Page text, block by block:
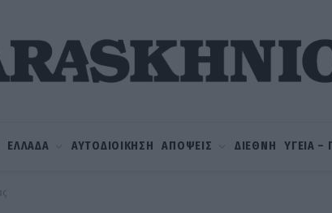
ΕΛΛΑΔΑ ΑΥΤΟΔΙΟΙΚΗΣΗ ΑΠΟΨΕΙΣ ΔΙΕΘΝΗ ΥΓΕΙΑ –